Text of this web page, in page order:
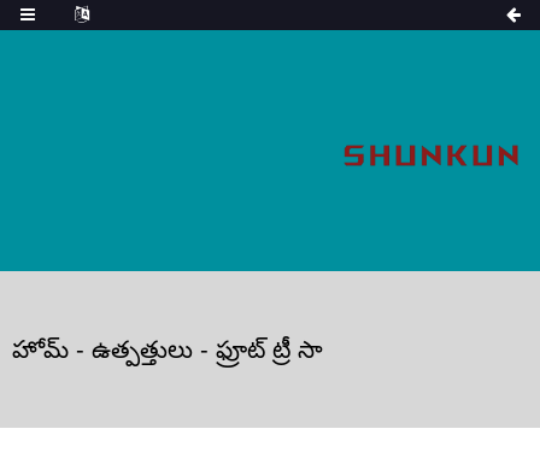
హోమ్ - ఉత్పత్తులు - ఫ్రూట్ ట్రీ సా